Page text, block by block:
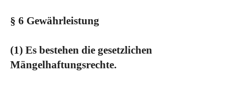
§ 6 Gewährleistung
(1) Es bestehen die gesetzlichen
Mängelhaftungsrechte.